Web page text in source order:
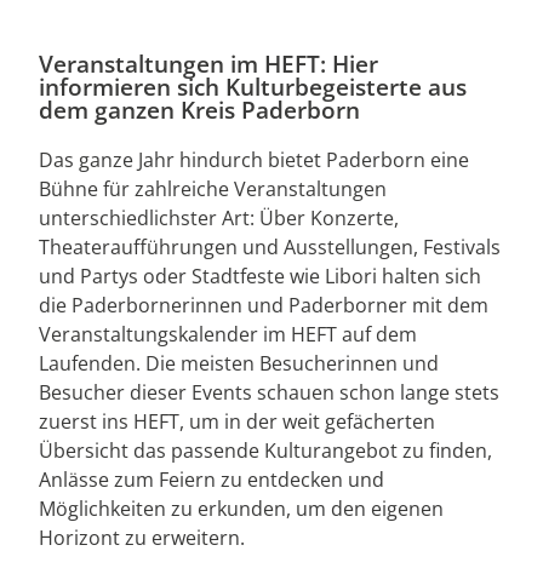
Veranstaltungen im HEFT: Hier
informieren sich Kulturbegeisterte aus
dem ganzen Kreis Paderborn
Das ganze Jahr hindurch bietet Paderborn eine
Bühne für zahlreiche Veranstaltungen
unterschiedlichster Art: Über Konzerte,
Theateraufführungen und Ausstellungen, Festivals
und Partys oder Stadtfeste wie Libori halten sich
die Paderbornerinnen und Paderborner mit dem
Veranstaltungskalender im HEFT auf dem
Laufenden. Die meisten Besucherinnen und
Besucher dieser Events schauen schon lange stets
zuerst ins HEFT, um in der weit gefächerten
Übersicht das passende Kulturangebot zu finden,
Anlässe zum Feiern zu entdecken und
Möglichkeiten zu erkunden, um den eigenen
Horizont zu erweitern.